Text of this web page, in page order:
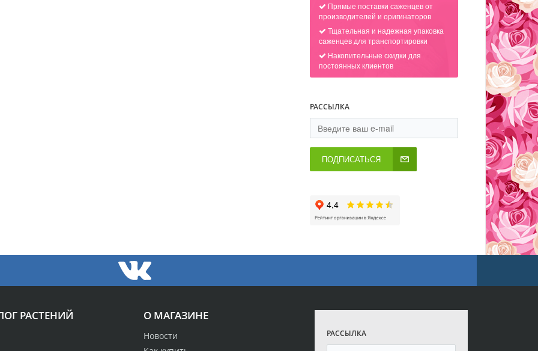
Прямые поставки саженцев от
производителей и оригинаторов
Тщательная и надежная упаковка
саженцев для транспортировки
Накопительные скидки для
постоянных клиентов
РАССЫЛКА
ПОДПИСАТЬСЯ
О МАГАЗИНЕ
Новости
РАСТЕНИЙ
РАССЫЛКА